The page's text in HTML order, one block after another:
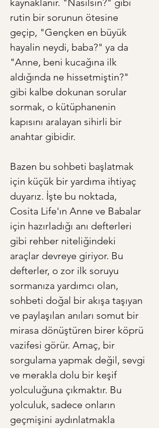
kaynaklanır. "Nasılsın?" gibi
rutin bir sorunun ötesine
geçip, "Gençken en büyük
hayalin neydi, baba?" ya da
"Anne, beni kucağına ilk
aldığında ne hissetmiştin?"
gibi kalbe dokunan sorular
sormak, o kütüphanenin
kapısını aralayan sihirli bir
anahtar gibidir.
Bazen bu sohbeti başlatmak
için küçük bir yardıma ihtiyaç
duyarız. İşte bu noktada,
Cosita Life'ın Anne ve Babalar
için hazırladığı anı defterleri
gibi rehber niteliğindeki
araçlar devreye giriyor. Bu
defterler, o zor ilk soruyu
sormanıza yardımcı olan,
sohbeti doğal bir akışa taşıyan
ve paylaşılan anıları somut bir
mirasa dönüştüren birer köprü
vazifesi görür. Amaç, bir
sorgulama yapmak değil, sevgi
ve merakla dolu bir keşif
yolculuğuna çıkmaktır. Bu
yolculuk, sadece onların
geçmişini aydınlatmakla